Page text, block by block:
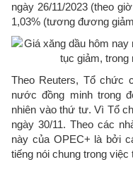
ngày 26/11/2023 (theo
1,03% (tương đương
Theo Reuters, Tổ chức
nước đồng minh trong
nhiên vào thứ tư. Vì Tổ
ngày 30/11. Theo các
này của OPEC+ là bởi
tiếng nói chung trong